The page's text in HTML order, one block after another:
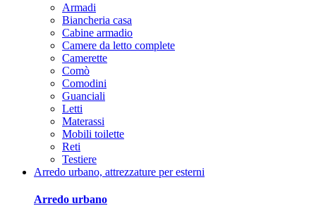
Armadi
Biancheria casa
Cabine armadio
Camere da letto complete
Camerette
Comò
Comodini
Guanciali
Letti
Materassi
Mobili toilette
Reti
Testiere
Arredo urbano, attrezzature per esterni
Arredo urbano